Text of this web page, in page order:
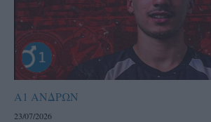
Α1 ΑΝΔΡΩΝ
23/07/2026